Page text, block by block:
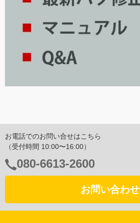
お電話でのお問い合せはこちら
（受付時間 10:00〜16:00）
電
話
号：
080-6613-2600
お問い合わせ